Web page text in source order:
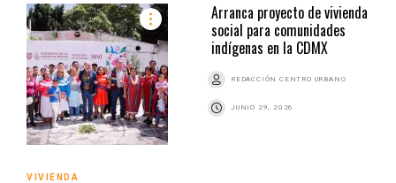
Arranca proyecto de vivienda
social para comunidades
indígenas en la CDMX
REDACCIÓN CENTRO URBANO
JUNIO 29, 2026
VIVIENDA